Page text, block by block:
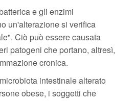
e gli enzimi
un'alterazione si verifica
Ciò può essere causata
patogeni che portano, altresì,
cronica.
intestinale alterato
obese, i soggetti che